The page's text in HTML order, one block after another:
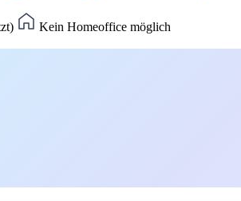
Kein Homeoffice möglich